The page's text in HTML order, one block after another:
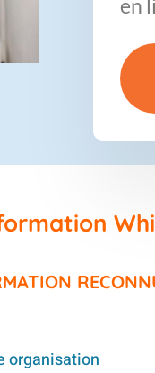
en
organisation